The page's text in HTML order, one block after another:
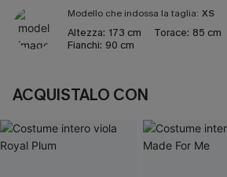
Modello che indossa la taglia: XS
Altezza: 173 cm Torace: 85 cm
Fianchi: 90 cm
ACQUISTALO CON